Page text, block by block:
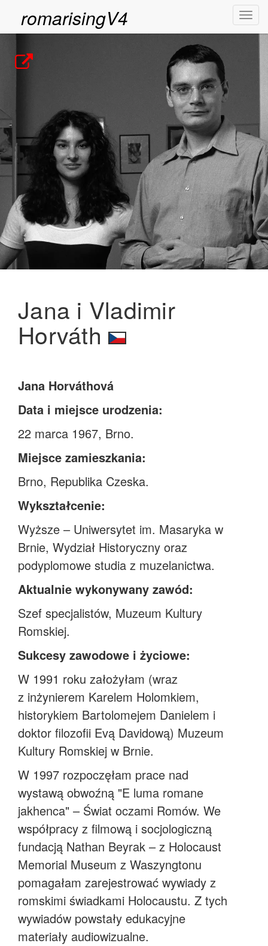
romarisingV4
Jana i Vladimir
Horváth
Jana Horváthová
Data i miejsce urodzenia:
22 marca 1967, Brno.
Miejsce zamieszkania:
Brno, Republika Czeska.
Wykształcenie:
Wyższe – Uniwersytet im. Masaryka w
Brnie, Wydział Historyczny oraz
podyplomowe studia z muzelanictwa.
Aktualnie wykonywany zawód:
Szef specjalistów, Muzeum Kultury
Romskiej.
Sukcesy zawodowe i życiowe:
W 1991 roku założyłam (wraz
z inżynierem Karelem Holomkiem,
historykiem Bartolomejem Danielem i
doktor filozofii Evą Davidową) Muzeum
Kultury Romskiej w Brnie.
W 1997 rozpoczęłam prace nad
wystawą obwoźną "E luma romane
jakhenca" – Świat oczami Romów. We
współpracy z filmową i socjologiczną
fundacją Nathan Beyrak – z Holocaust
Memorial Museum z Waszyngtonu
pomagałam zarejestrować wywiady z
romskimi świadkami Holocaustu. Z tych
wywiadów powstały edukacyjne
materiały audiowizualne.